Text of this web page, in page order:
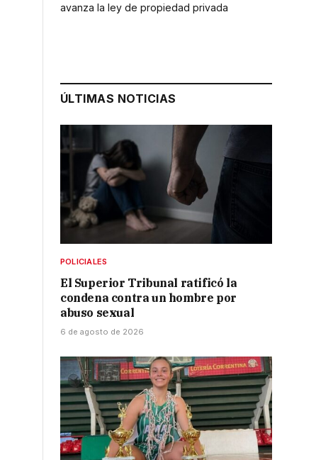
avanza la ley de propiedad privada
ÚLTIMAS NOTICIAS
POLICIALES
El Superior Tribunal ratificó la
condena contra un hombre por
abuso sexual
6 de agosto de 2026